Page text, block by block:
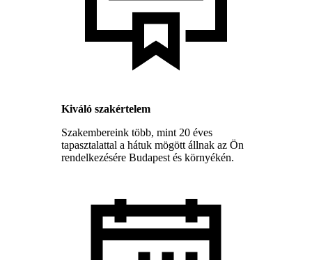
Kiváló szakértelem
Szakembereink több, mint 20 éves
tapasztalattal a hátuk mögött állnak az Ön
rendelkezésére Budapest és környékén.